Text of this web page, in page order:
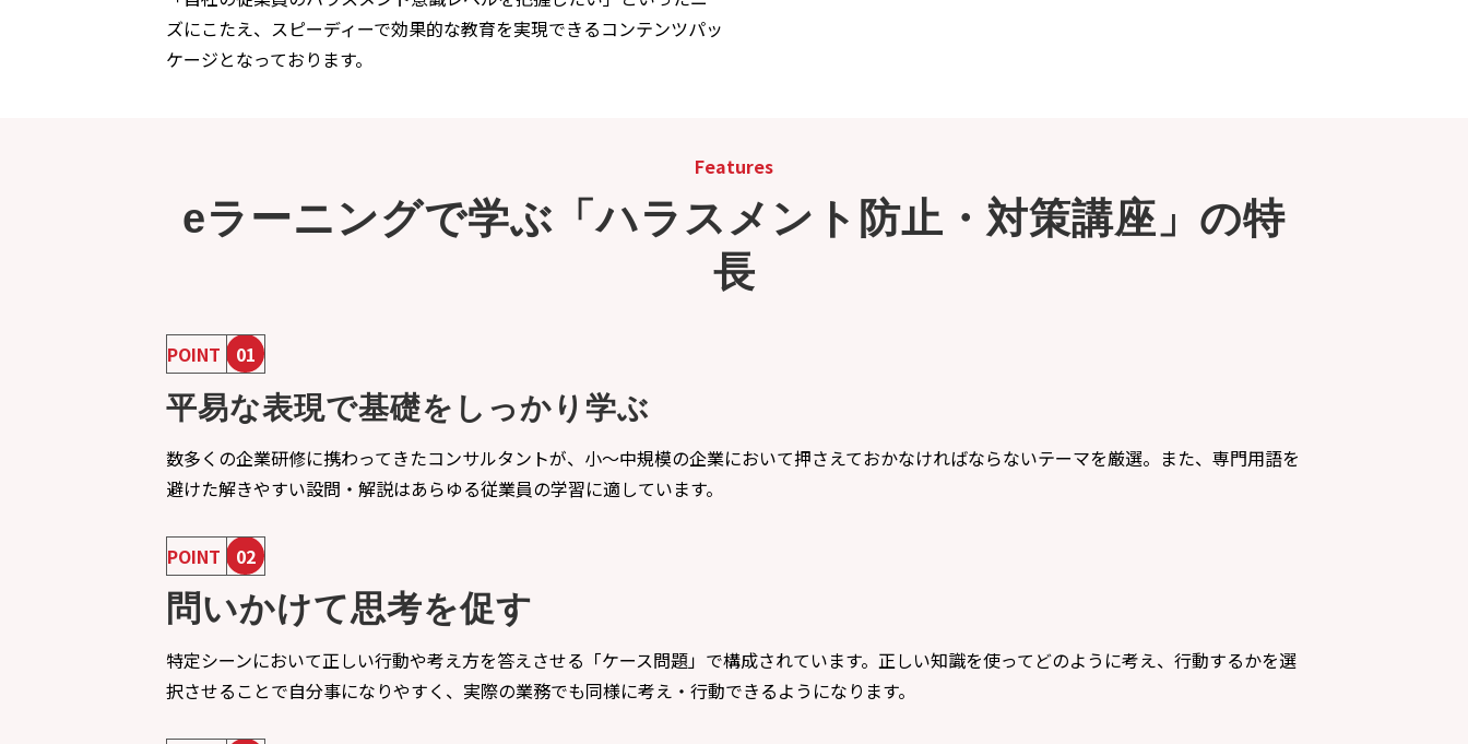
ズにこたえ、スピーディーで効果的な教育を実現できるコンテンツパッ
ケージとなっております。
Features
eラーニングで学ぶ「ハラスメント防止・対策講座」の特
長
POINT 01
平易な表現で基礎をしっかり学ぶ
数多くの企業研修に携わってきたコンサルタントが、小～中規模の企業において押さえておかなければならないテーマを厳選。また、専門用語を
避けた解きやすい設問・解説はあらゆる従業員の学習に適しています。
POINT 02
問いかけて思考を促す
特定シーンにおいて正しい行動や考え方を答えさせる「ケース問題」で構成されています。正しい知識を使ってどのように考え、行動するかを選
択させることで自分事になりやすく、実際の業務でも同様に考え・行動できるようになります。